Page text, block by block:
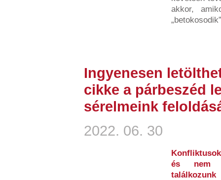
akkor,
Ingyenesen
cikke a párbeszéd
sérelmeink
2022. 06. 30
és nem
találkozunk